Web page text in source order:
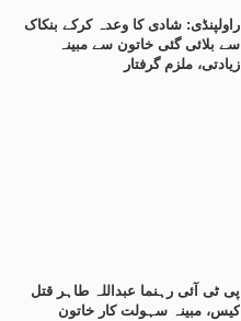
راولپنڈی: شادی کا وعدہ کرکے بنکاک
سے بلائی گئی خاتون سے مبینہ
زیادتی، ملزم گرفتار
پی ٹی آئی رہنما عبداللہ طاہر قتل
کیس، مبینہ سہولت کار خاتون